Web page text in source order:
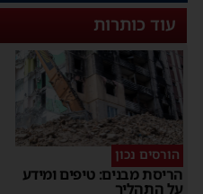
עוד כותרות
הורסים נכון
הריסת מבנים: טיפים ומידע
על התהליך